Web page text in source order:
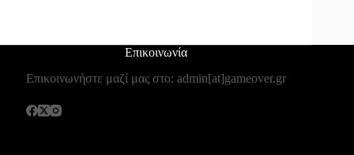
Επικοινωνία
Επικοινωνήστε μαζί μας στο: admin[at]gameover.gr